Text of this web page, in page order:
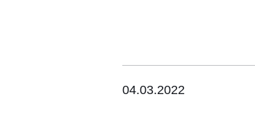
04.03.2022